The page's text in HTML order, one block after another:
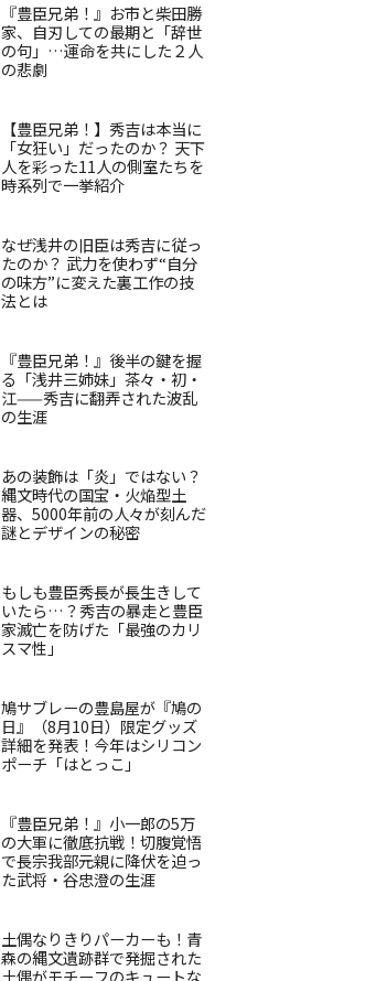
『豊臣兄弟！』お市と柴田勝
家、自刃しての最期と「辞世
の句」…運命を共にした２人
の悲劇
【豊臣兄弟！】秀吉は本当に
「女狂い」だったのか？ 天下
人を彩った11人の側室たちを
時系列で一挙紹介
なぜ浅井の旧臣は秀吉に従っ
たのか？ 武力を使わず“自分
の味方”に変えた裏工作の技
法とは
『豊臣兄弟！』後半の鍵を握
る「浅井三姉妹」茶々・初・
江——秀吉に翻弄された波乱
の生涯
あの装飾は「炎」ではない？
縄文時代の国宝・火焔型土
器、5000年前の人々が刻んだ
謎とデザインの秘密
もしも豊臣秀長が長生きして
いたら…？秀吉の暴走と豊臣
家滅亡を防げた「最強のカリ
スマ性」
鳩サブレーの豊島屋が『鳩の
日』（8月10日）限定グッズ
詳細を発表！今年はシリコン
ポーチ「はとっこ」
『豊臣兄弟！』小一郎の5万
の大軍に徹底抗戦！切腹覚悟
で長宗我部元親に降伏を迫っ
た武将・谷忠澄の生涯
土偶なりきりパーカーも！青
森の縄文遺跡群で発掘された
土偶がモチーフのキュートな